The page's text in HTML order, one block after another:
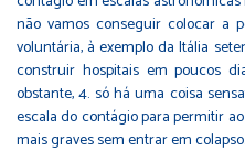
não vamos conseguir colocar a
voluntária, à exemplo da Itália
construir hospitais em poucos
obstante, 4. só há uma coisa
escala do contágio para permitir
mais graves sem entrar em colapso.